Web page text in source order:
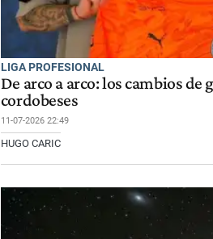
LIGA PROFESIONAL
De arco a arco: los cambios de
cordobeses
11-07-2026 22:49
HUGO CARIC